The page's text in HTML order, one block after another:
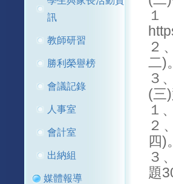
訊
教師研習
勝利榮譽榜
會議記錄
人事室
會計室
出納組
媒體報導
２
二)。
３
(三
１
２
四)。
３
題